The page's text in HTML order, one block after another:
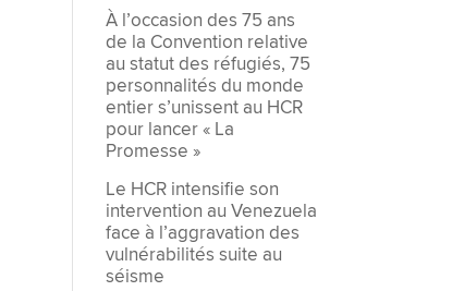
À l’occasion des 75 ans
de la Convention relative
au statut des réfugiés, 75
personnalités du monde
entier s’unissent au HCR
pour lancer « La
Promesse »
Le HCR intensifie son
intervention au Venezuela
face à l’aggravation des
vulnérabilités suite au
séisme